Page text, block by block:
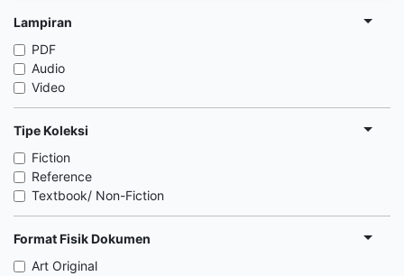
Lampiran
PDF
Audio
Video
Tipe Koleksi
Fiction
Reference
Textbook/ Non-Fiction
Format Fisik Dokumen
Art Original